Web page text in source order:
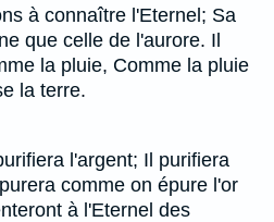
à connaître l'Eternel; Sa
que celle de l'aurore. Il
la pluie, Comme la pluie
la terre.
l'argent; Il purifiera
comme on épure l'or
à l'Eternel des